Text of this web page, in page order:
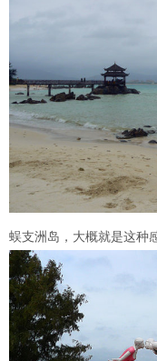
蜈支洲岛，大概就是这种